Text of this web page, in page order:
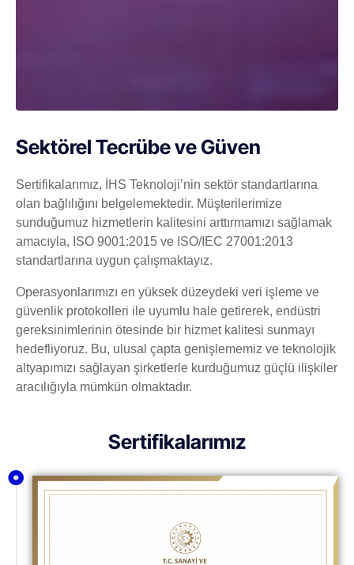
Sektörel Tecrübe ve Güven
Sertifikalarımız, İHS Teknoloji’nin sektör standartlarına
olan bağlılığını belgelemektedir. Müşterilerimize
sunduğumuz hizmetlerin kalitesini arttırmamızı sağlamak
amacıyla, ISO 9001:2015 ve ISO/IEC 27001:2013
standartlarına uygun çalışmaktayız.
Operasyonlarımızı en yüksek düzeydeki veri işleme ve
güvenlik protokolleri ile uyumlu hale getirerek, endüstri
gereksinimlerinin ötesinde bir hizmet kalitesi sunmayı
hedefliyoruz. Bu, ulusal çapta genişlememiz ve teknolojik
altyapımızı sağlayan şirketlerle kurduğumuz güçlü ilişkiler
aracılığıyla mümkün olmaktadır.
Sertifikalarımız